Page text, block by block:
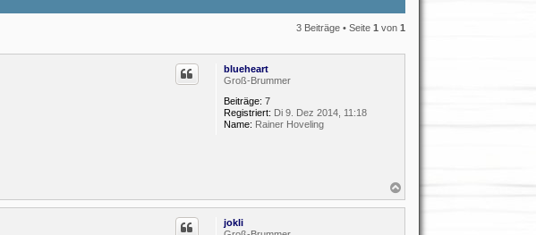
3 Beiträge • Seite 1 von 1
blueheart
Groß-Brummer
Beiträge: 7
Registriert: Di 9. Dez 2014, 11:18
Name: Rainer Hoveling
a
c
jokli